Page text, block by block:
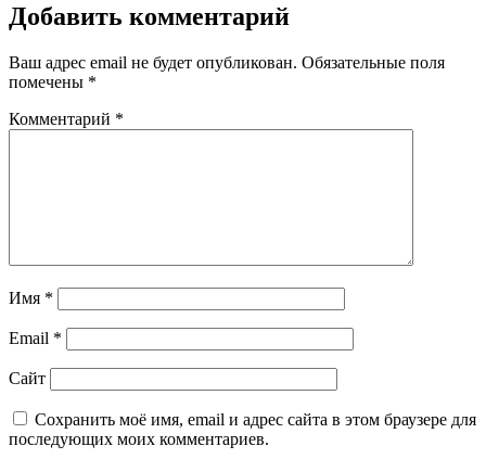
Добавить комментарий
Ваш адрес email не будет опубликован. Обязательные поля
помечены *
Комментарий *
Имя *
Email *
Сайт
Сохранить моё имя, email и адрес сайта в этом браузере для
последующих моих комментариев.